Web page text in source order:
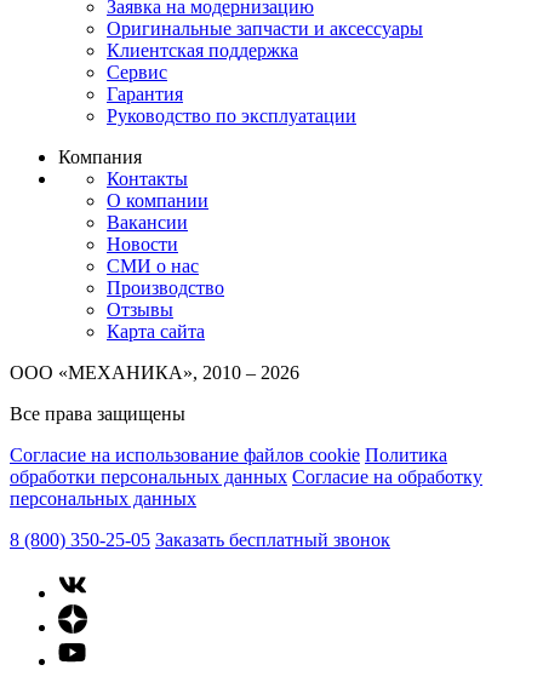
Заявка на модернизацию
Оригинальные запчасти и аксессуары
Клиентская поддержка
Сервис
Гарантия
Руководство по эксплуатации
Компания
Контакты
О компании
Вакансии
Новости
СМИ о нас
Производство
Отзывы
Карта сайта
ООО «МЕХАНИКА», 2010 – 2026
Все права защищены
Согласие на использование файлов cookie Политика
обработки персональных данных Согласие на обработку
персональных данных
8 (800) 350-25-05 Заказать бесплатный звонок